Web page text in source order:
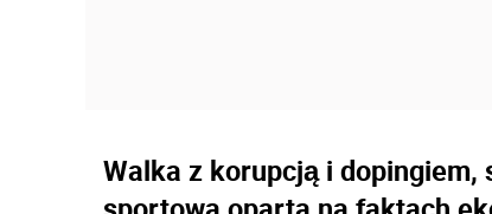
Walka z korupcją i